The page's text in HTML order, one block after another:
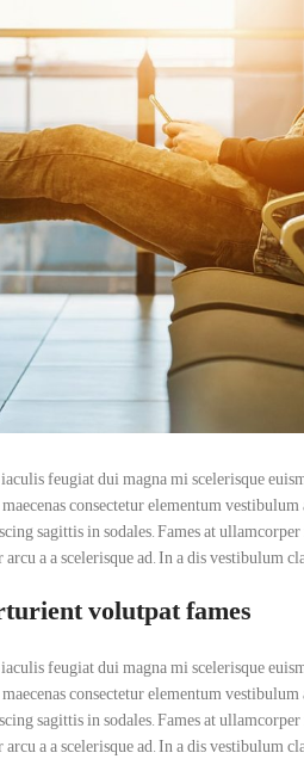
feugiat dui magna mi scelerisque
maecenas consectetur elementum
sagittis in sodales. Fames at
arcu a a scelerisque ad. In a dis vestibulum
volutpat fames
feugiat dui magna mi scelerisque
maecenas consectetur elementum
sagittis in sodales. Fames at
arcu a a scelerisque ad. In a dis vestibulum